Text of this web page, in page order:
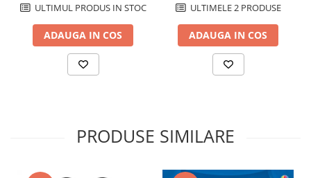
ULTIMUL PRODUS IN STOC
ADAUGA IN COS
ULTIMELE 2 PRODUSE
ADAUGA IN COS
PRODUSE SIMILARE